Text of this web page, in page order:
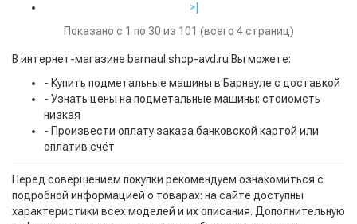
>|
Показано с 1 по 30 из 101 (всего 4 страниц)
В интернет-магазине barnaul.shop-avd.ru Вы можете:
- Купить подметальные машины в Барнауле с доставкой
- Узнать цены на подметальные машины: стоиомсть
низкая
- Произвести оплату заказа банковской картой или
оплатив счёт
Перед совершением покупки рекомендуем ознакомиться с
подробной информацией о товарах: на сайте доступны
характеристики всех моделей и их описания. Дополнительную